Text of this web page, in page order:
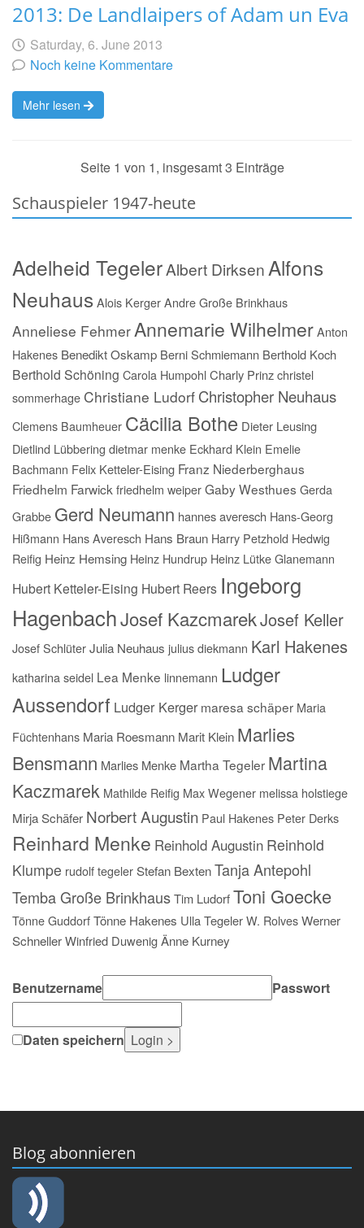
2013: De Landlaipers of Adam un Eva
Geschrieben
von
am Saturday, 6. June 2013
Noch keine Kommentare
Mehr lesen
Seite 1 von 1, insgesamt 3 Einträge
Schauspieler 1947-heute
Adelheid TegelerAlbert DirksenAlfons
Neuhaus Alois KergerAndre Große Brinkhaus
Anneliese FehmerAnnemarie WilhelmerAnton
Hakenes Benedikt Oskamp Berni Schmiemann Berthold Koch
Berthold Schöning Carola HumpohlCharly Prinzchristel
sommerhage Christiane Ludorf Christopher Neuhaus
Clemens Baumheuer Cäcilia Bothe Dieter Leusing
Dietlind Lübbering dietmar menke Eckhard Klein Emelie
Bachmann Felix Ketteler-Eising Franz Niederberghaus
Friedhelm Farwick friedhelm weiperGaby Westhues Gerda
Grabbe Gerd Neumann hannes averesch Hans-Georg
Hißmann Hans Averesch Hans Braun Harry Petzhold Hedwig
Reifig Heinz Hemsing Heinz Hundrup Heinz Lütke Glanemann
Hubert Ketteler-Eising Hubert Reers Ingeborg
HagenbachJosef KazcmarekJosef Keller
Josef SchlüterJulia Neuhaus julius diekmann Karl Hakenes
katharina seidel Lea Menke linnemann Ludger
Aussendorf Ludger Kerger maresa schäper Maria
Füchtenhans Maria Roesmann Marit Klein Marlies
Bensmann Marlies Menke Martha Tegeler Martina
Kaczmarek Mathilde Reifig Max Wegener melissa holstiege
Mirja Schäfer Norbert Augustin Paul Hakenes Peter Derks
Reinhard Menke Reinhold Augustin Reinhold
Klumpe rudolf tegelerStefan BextenTanja Antepohl
Temba Große BrinkhausTim LudorfToni Goecke
Tönne GuddorfTönne Hakenes Ulla TegelerW. RolvesWerner
SchnellerWinfried DuwenigÄnne Kurney
Benutzername Passwort
Daten speichern
Blog abonnieren